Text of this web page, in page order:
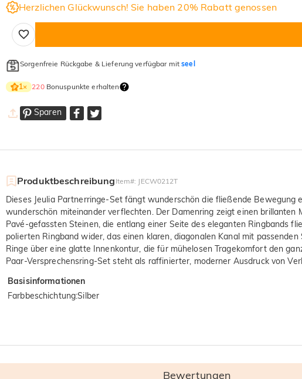
Herzlichen Glückwunsch! Sie haben 20% Rabatt genossen
Sorgenfreie Rückgabe & Lieferung verfügbar mitseel
1× 220Bonuspunkte erhalten
Sparen
Produktbeschreibung Item#: JECW0212T
Dieses Jeulia Partnerringe-Set fängt wunderschön die fließende
wunderschön miteinander verflechten. Der Damenring zeigt einen
Pavé-gefassten Steinen, die entlang einer Seite des eleganten Ringbands
polierten Ringband wider, das einen klaren, diagonalen Kanal mit
Ringe über eine glatte Innenkontur, die für mühelosen Tragekomfort den
Paar-Versprechensring-Set steht als raffinierter, moderner Ausdruck von
Basisinformationen
Farbbeschichtung:Silber
Bewertungen